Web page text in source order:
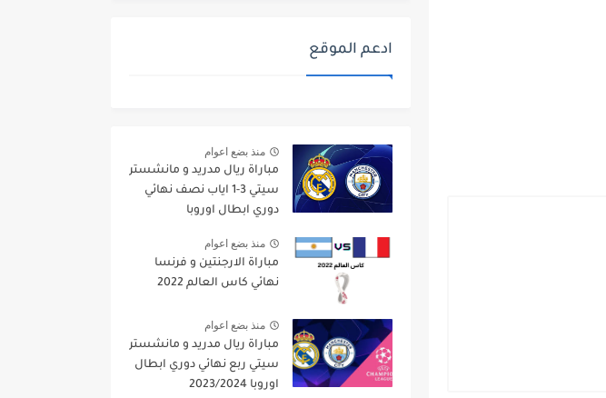
ادعم الموقع
منذ بضع اعوام
مباراة ريال مدريد و مانشستر
سيتي 3-1 اياب نصف نهائي
دوري ابطال اوروبا
منذ بضع اعوام
مباراة الارجنتين و فرنسا
نهائي كاس العالم 2022
منذ بضع اعوام
مباراة ريال مدريد و مانشستر
سيتي ربع نهائي دوري ابطال
اوروبا 2023/2024